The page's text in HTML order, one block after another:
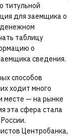
титульной
для заемщика о
денежном
таблицу
о
сведения.
способов
ходит много
месте — на рынке
эта сфера стала
Центробанка,